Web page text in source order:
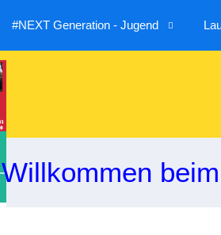
#NEXT Generation - Jugend